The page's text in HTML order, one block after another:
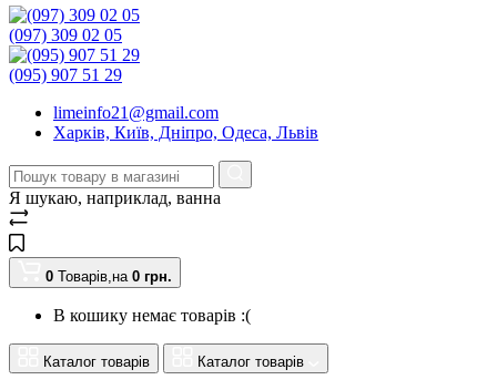
(097) 309 02 05
(095) 907 51 29
limeinfo21@gmail.com
Харків, Київ, Дніпро, Одеса, Львів
Я шукаю, наприклад, ванна
0 Товарів,на 0 грн.
В кошику немає товарів :(
Каталог товарів Каталог товарів